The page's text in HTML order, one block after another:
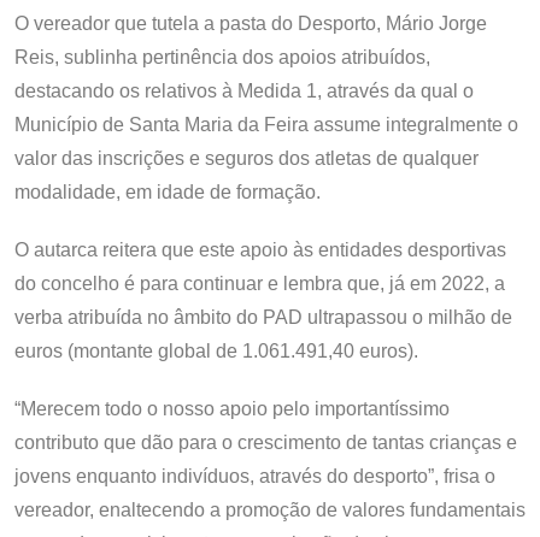
O vereador que tutela a pasta do Desporto, Mário Jorge
Reis, sublinha pertinência dos apoios atribuídos,
destacando os relativos à Medida 1, através da qual o
Município de Santa Maria da Feira assume integralmente o
valor das inscrições e seguros dos atletas de qualquer
modalidade, em idade de formação.
O autarca reitera que este apoio às entidades desportivas
do concelho é para continuar e lembra que, já em 2022, a
verba atribuída no âmbito do PAD ultrapassou o milhão de
euros (montante global de 1.061.491,40 euros).
“Merecem todo o nosso apoio pelo importantíssimo
contributo que dão para o crescimento de tantas crianças e
jovens enquanto indivíduos, através do desporto”, frisa o
vereador, enaltecendo a promoção de valores fundamentais